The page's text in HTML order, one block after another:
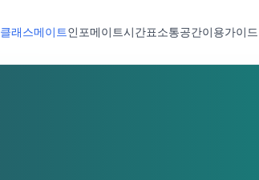
클래스메이트인포메이트시간표소통공간이용가이드